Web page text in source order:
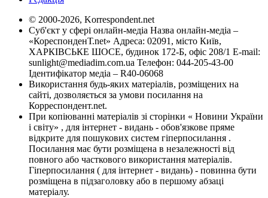
© 2000-2026, Korrespondent.net
Суб'єкт у сфері онлайн-медіа Назва онлайн-медіа –
«КореспонденТ.net» Адреса: 02091, місто Київ,
ХАРКІВСЬКЕ ШОСЕ, будинок 172-Б, офіс 208/1 E-mail:
sunlight@mediadim.com.ua Телефон: 044-205-43-00
Ідентифікатор медіа – R40-06068
Використання будь-яких матеріалів, розміщених на
сайті, дозволяється за умови посилання на
Корреспондент.net.
При копіюванні матеріалів зі сторінки « Новини України
і світу» , для інтернет - видань - обов'язкове пряме
відкрите для пошукових систем гіперпосилання .
Посилання має бути розміщена в незалежності від
повного або часткового використання матеріалів.
Гіперпосилання ( для інтернет - видань) - повинна бути
розміщена в підзаголовку або в першому абзаці
матеріалу.